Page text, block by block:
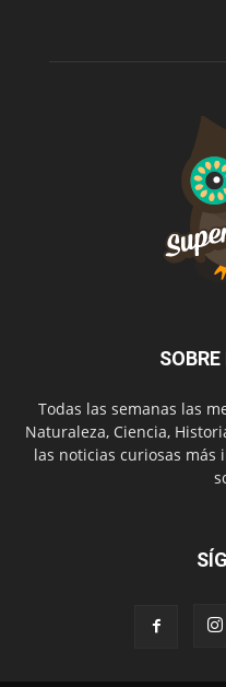
Todas las semanas las
Naturaleza, Ciencia,
las noticias curiosas más